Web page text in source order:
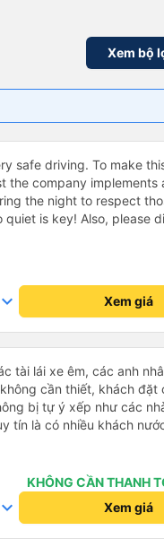
Xem bộ
safe driving. To make
the company implements
the night to respect
quiet is key! Also, please
inside the cabin for
nên có quy định rõ ràng
thoại) vào ban đêm để
hộ nhà xe trong tương lai!
keyboard_arrow_down Xem giá
tài lái xe êm, các anh
cần thiết, khách đặt
bị tự ý xếp như các
tín là có nhiều khách
KHÔNG CẦN THANH
keyboard_arrow_down Xem giá